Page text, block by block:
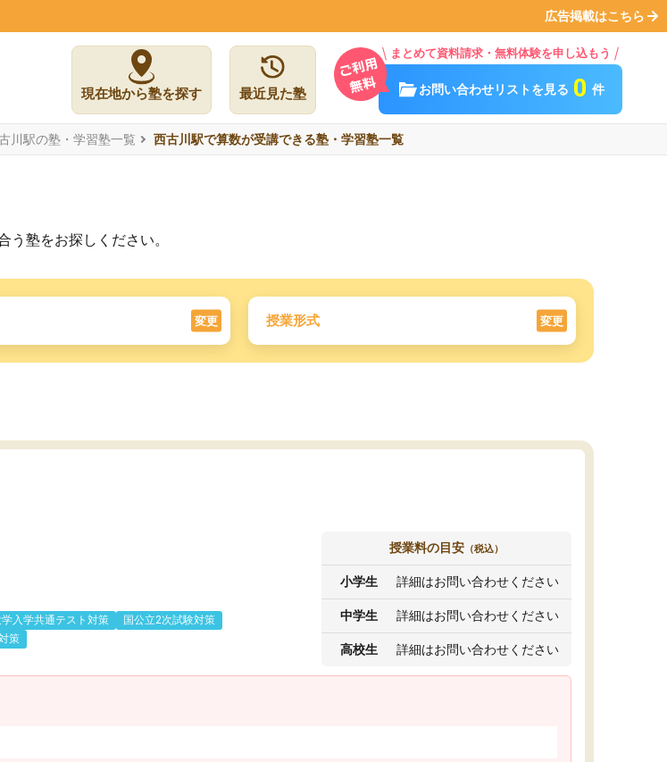
広告掲載はこちら
現在地から塾を探す 最近見た塾
まとめて資料請求・無料体験を申し込もう
お問い合わせリストを見る 0 件
川駅の塾・学習塾一覧 西古川駅で算数が受講できる塾・学習塾一覧
塾をお探しください。
変更 授業形式 変更
学入学共通テスト対策
国公立2次試験対策
策
授業料の目安 （税込）
小学生 詳細はお問い合わせください
中学生 詳細はお問い合わせください
高校生 詳細はお問い合わせください